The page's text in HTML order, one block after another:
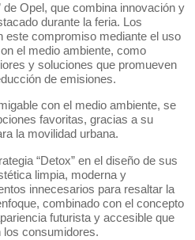
de Opel, que combina innovación y
durante la feria. Los
este compromiso mediante el uso
el medio ambiente, como
y soluciones que promueven
de emisiones.
con el medio ambiente, se
favoritas, gracias a su
la movilidad urbana.
“Detox” en el diseño de sus
limpia, moderna y
innecesarios para resaltar la
combinado con el concepto
futurista y accesible que
consumidores.